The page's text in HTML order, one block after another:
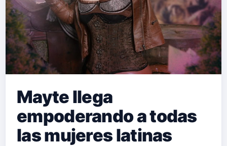
Mayte llega
empoderando a todas
las mujeres latinas